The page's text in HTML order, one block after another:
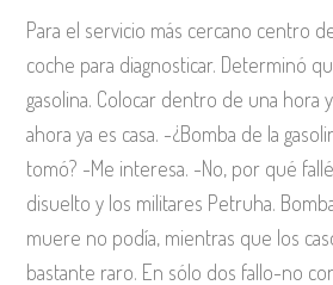
Para el servicio más cercano centro
coche para diagnosticar. Determinó
gasolina. Colocar dentro de una hora
ahora ya es casa. -¿Bomba de la
tomó? -Me interesa. -No, por qué
disuelto y los militares Petruha.
muere no podía, mientras que los
bastante raro. En sólo dos fallo-no